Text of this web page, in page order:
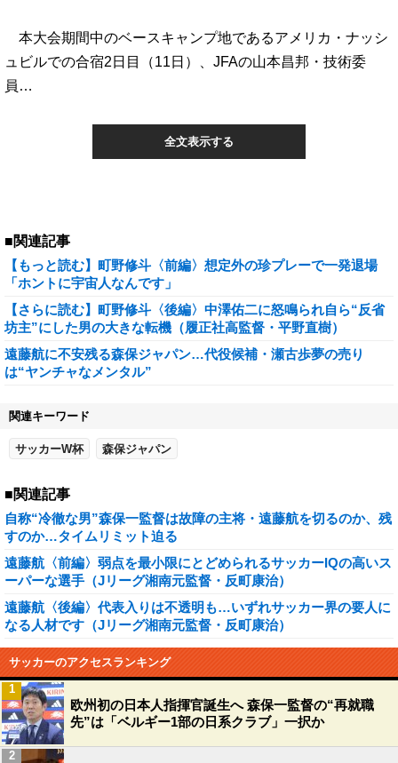
本大会期間中のベースキャンプ地であるアメリカ・ナッシ
ュビルでの合宿2日目（11日）、JFAの山本昌邦・技術委
員…
全文表示する
■関連記事
【もっと読む】町野修斗〈前編〉想定外の珍プレーで一発退場
「ホントに宇宙人なんです」
【さらに読む】町野修斗〈後編〉中澤佑二に怒鳴られ自ら“反省
坊主”にした男の大きな転機（履正社高監督・平野直樹）
遠藤航に不安残る森保ジャパン…代役候補・瀬古歩夢の売り
は“ヤンチャなメンタル”
関連キーワード
サッカーW杯 森保ジャパン
■関連記事
自称“冷徹な男”森保一監督は故障の主将・遠藤航を切るのか、残
すのか…タイムリミット迫る
遠藤航〈前編〉弱点を最小限にとどめられるサッカーIQの高いス
ーパーな選手（Jリーグ湘南元監督・反町康治）
遠藤航〈後編〉代表入りは不透明も…いずれサッカー界の要人に
なる人材です（Jリーグ湘南元監督・反町康治）
サッカーのアクセスランキング
欧州初の日本人指揮官誕生へ 森保一監督の“再就職
先”は「ベルギー1部の日系クラブ」一択か
1
2